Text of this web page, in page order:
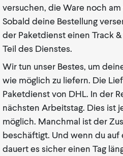
versuchen, die Ware noch
Sobald deine Bestellung
der Paketdienst einen Track
Teil des Dienstes.
Wir tun unser Bestes, um
wie möglich zu liefern. Die
Paketdienst von DHL. In der
nächsten Arbeitstag. Dies ist
möglich. Manchmal ist der
beschäftigt. Und wenn du
dauert es sicher einen Tag